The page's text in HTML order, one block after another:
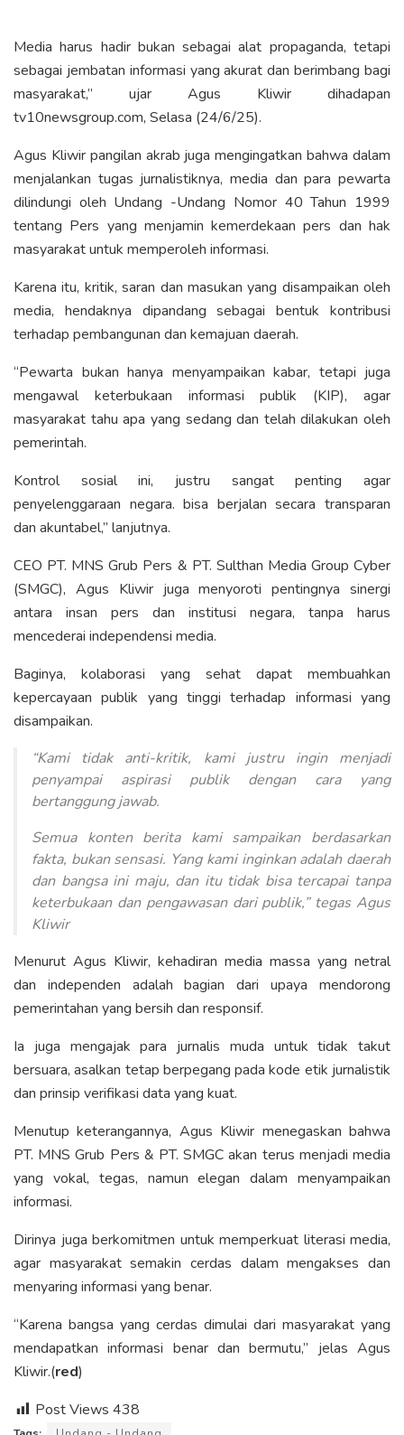
Media harus hadir bukan sebagai alat propaganda, tetapi
sebagai jembatan informasi yang akurat dan berimbang bagi
masyarakat,” ujar Agus Kliwir dihadapan
tv10newsgroup.com, Selasa (24/6/25).
Agus Kliwir pangilan akrab juga mengingatkan bahwa dalam
menjalankan tugas jurnalistiknya, media dan para pewarta
dilindungi oleh Undang -Undang Nomor 40 Tahun 1999
tentang Pers yang menjamin kemerdekaan pers dan hak
masyarakat untuk memperoleh informasi.
Karena itu, kritik, saran dan masukan yang disampaikan oleh
media, hendaknya dipandang sebagai bentuk kontribusi
terhadap pembangunan dan kemajuan daerah.
“Pewarta bukan hanya menyampaikan kabar, tetapi juga
mengawal keterbukaan informasi publik (KIP), agar
masyarakat tahu apa yang sedang dan telah dilakukan oleh
pemerintah.
Kontrol sosial ini, justru sangat penting agar
penyelenggaraan negara. bisa berjalan secara transparan
dan akuntabel,” lanjutnya.
CEO PT. MNS Grub Pers & PT. Sulthan Media Group Cyber
(SMGC), Agus Kliwir juga menyoroti pentingnya sinergi
antara insan pers dan institusi negara, tanpa harus
mencederai independensi media.
Baginya, kolaborasi yang sehat dapat membuahkan
kepercayaan publik yang tinggi terhadap informasi yang
disampaikan.
“Kami tidak anti-kritik, kami justru ingin menjadi
penyampai aspirasi publik dengan cara yang
bertanggung jawab.
Semua konten berita kami sampaikan berdasarkan
fakta, bukan sensasi. Yang kami inginkan adalah daerah
dan bangsa ini maju, dan itu tidak bisa tercapai tanpa
keterbukaan dan pengawasan dari publik,” tegas Agus
Kliwir
Menurut Agus Kliwir, kehadiran media massa yang netral
dan independen adalah bagian dari upaya mendorong
pemerintahan yang bersih dan responsif.
Ia juga mengajak para jurnalis muda untuk tidak takut
bersuara, asalkan tetap berpegang pada kode etik jurnalistik
dan prinsip verifikasi data yang kuat.
Menutup keterangannya, Agus Kliwir menegaskan bahwa
PT. MNS Grub Pers & PT. SMGC akan terus menjadi media
yang vokal, tegas, namun elegan dalam menyampaikan
informasi.
Dirinya juga berkomitmen untuk memperkuat literasi media,
agar masyarakat semakin cerdas dalam mengakses dan
menyaring informasi yang benar.
“Karena bangsa yang cerdas dimulai dari masyarakat yang
mendapatkan informasi benar dan bermutu,” jelas Agus
Kliwir.(red)
Post Views 438